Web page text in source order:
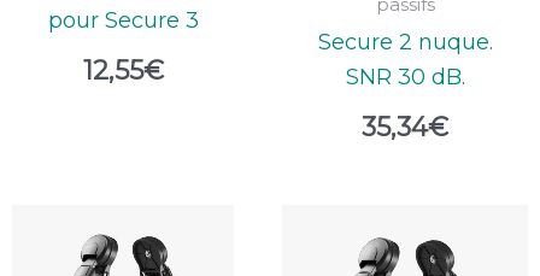
pour Secure 3
12,55€
passifs
Secure 2 nuque.
SNR 30 dB.
35,34€